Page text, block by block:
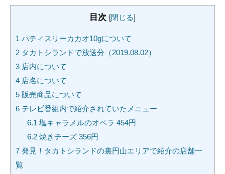
目次 [閉じる]
1 パティスリーカカオ10gについて
2 タカトシランドで放送分（2019.08.02）
3 店内について
4 店名について
5 販売商品について
6 テレビ番組内で紹介されていたメニュー
6.1 塩キャラメルのオペラ 454円
6.2焼きチーズ 356円
7 発見！タカトシランドの裏円山エリアで紹介の店舗一
覧